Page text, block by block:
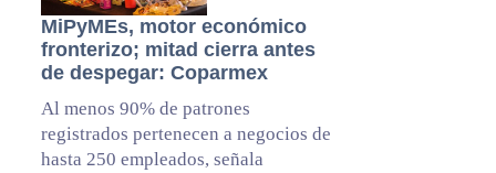
MiPyMEs, motor económico
fronterizo; mitad cierra antes
de despegar: Coparmex
Al menos 90% de patrones
registrados pertenecen a negocios de
hasta 250 empleados, señala